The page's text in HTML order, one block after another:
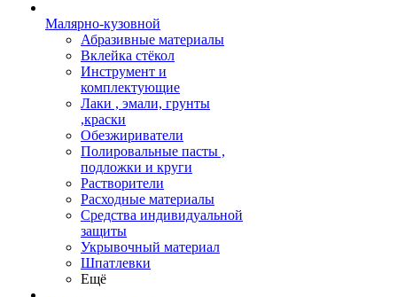
Малярно-кузовной
Абразивные материалы
Вклейка стёкол
Инструмент и
комплектующие
Лаки , эмали, грунты
,краски
Обезжириватели
Полировальные пасты ,
подложки и круги
Растворители
Расходные материалы
Средства индивидуальной
защиты
Укрывочный материал
Шпатлевки
Ещё